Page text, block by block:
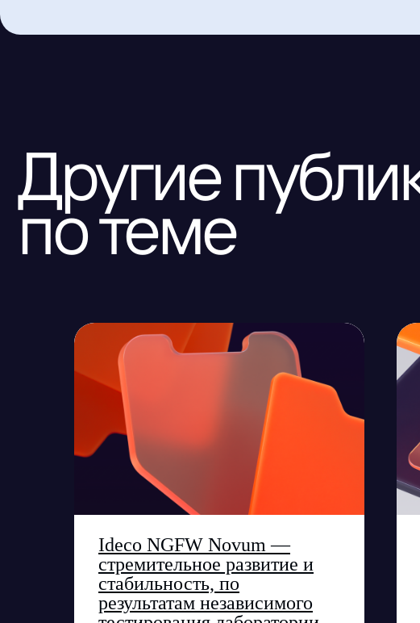
Ideco NGFW Novum —
стремительное развитие и
стабильность, по
результатам независимого